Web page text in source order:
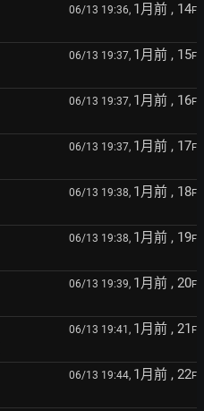
06/13 19:36, 1月前 , 14F
06/13 19:37, 1月前 , 15F
06/13 19:37, 1月前 , 16F
06/13 19:37, 1月前 , 17F
06/13 19:38, 1月前 , 18F
06/13 19:38, 1月前 , 19F
06/13 19:39, 1月前 , 20F
06/13 19:41, 1月前 , 21 F
06/13 19:44, 1月前 , 22F